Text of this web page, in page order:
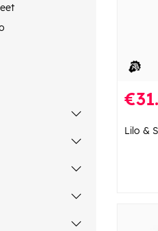
Lilo &